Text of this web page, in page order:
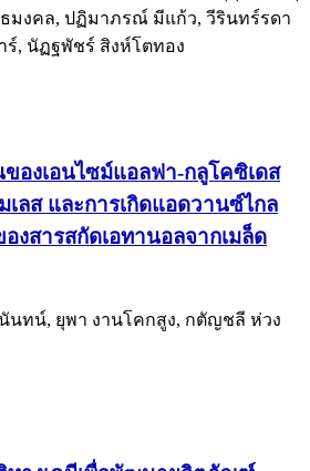
มงคล, ปฏิมาภรณ์ มีแก้ว, วีรินทร์รดา
ร์, นัฏฐพัชร์ สิงห์โตทอง
องเอนไซม์แอลฟา-กลูโคซิเดส
เลส และการเกิดแอดวานซ์ไกล
งสารสกัดเอทานอลจากเมล็ด
ทน์, ยุพา งานโคกสูง, กตัญชลี ห่วง